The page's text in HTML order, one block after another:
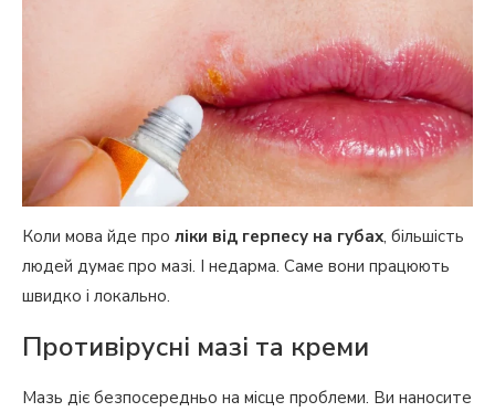
Коли мова йде про ліки від герпесу на губах, більшість
людей думає про мазі. І недарма. Саме вони працюють
швидко і локально.
Противірусні мазі та креми
Мазь діє безпосередньо на місце проблеми. Ви наносите